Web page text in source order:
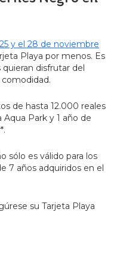
y el 28 de noviembre
Playa por menos. Es
disfrutar del
de hasta 12.000 reales
Park y 1 año de
sólo es válido para los
7 años adquiridos en el
su Tarjeta Playa